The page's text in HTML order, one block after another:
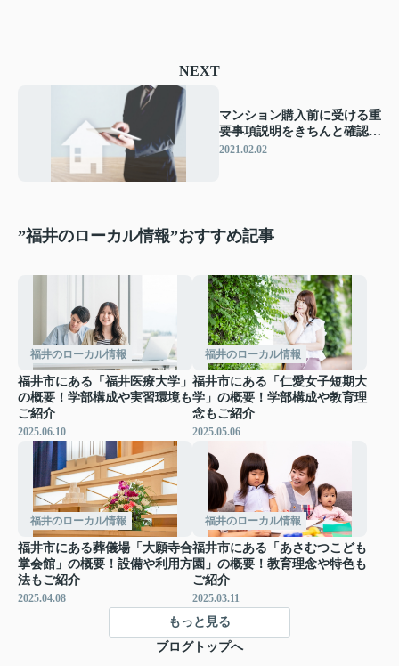
NEXT
マンション購入前に受ける重
要事項説明をきちんと確認す
ることの大切さについて
2021.02.02
”福井のローカル情報”おすすめ記事
福井のローカル情報
福井市にある「福井医療大学」
の概要！学部構成や実習環境も
ご紹介
2025.06.10
福井のローカル情報
福井市にある「仁愛女子短期大
学」の概要！学部構成や教育理
念もご紹介
2025.05.06
福井のローカル情報
福井市にある葬儀場「大願寺合
掌会館」の概要！設備や利用方
法もご紹介
2025.04.08
福井のローカル情報
福井市にある「あさむつこども
園」の概要！教育理念や特色も
ご紹介
2025.03.11
もっと見る
ブログトップへ